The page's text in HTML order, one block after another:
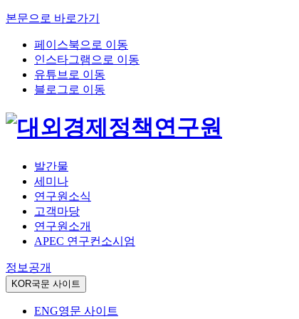
본문으로 바로가기
페이스북으로 이동
인스타그램으로 이동
유튜브로 이동
블로그로 이동
발간물
세미나
연구원소식
고객마당
연구원소개
APEC 연구컨소시엄
정보공개
KOR국문 사이트
ENG영문 사이트